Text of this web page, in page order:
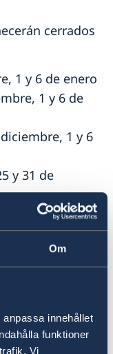
Om
innehållet
funktioner
Vi
cerrados
1 y 6 de enero
1 y 6 de
1 y 6
y 31 de
1 y 6 de enero
diciembre, 1 y 6
1 y 6 de
1 y 6 de
1 y 6 de